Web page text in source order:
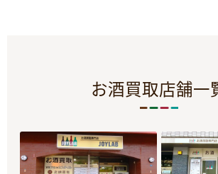
お酒買取店舗一